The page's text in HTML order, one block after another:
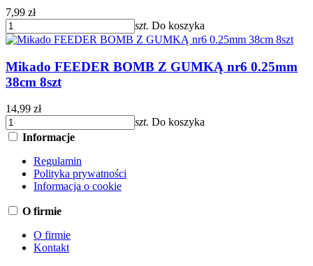
7,99 zł
szt. Do koszyka
Mikado FEEDER BOMB Z GUMKĄ nr6 0.25mm
38cm 8szt
14,99 zł
szt. Do koszyka
Informacje
Regulamin
Polityka prywatności
Informacja o cookie
O firmie
O firmie
Kontakt